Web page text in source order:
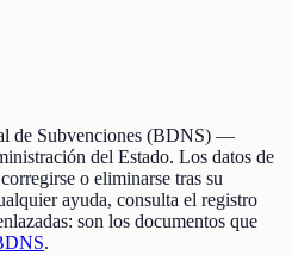
de Subvenciones (BDNS) —
del Estado. Los datos de
o eliminarse tras su
ayuda, consulta el registro
son los documentos que
.